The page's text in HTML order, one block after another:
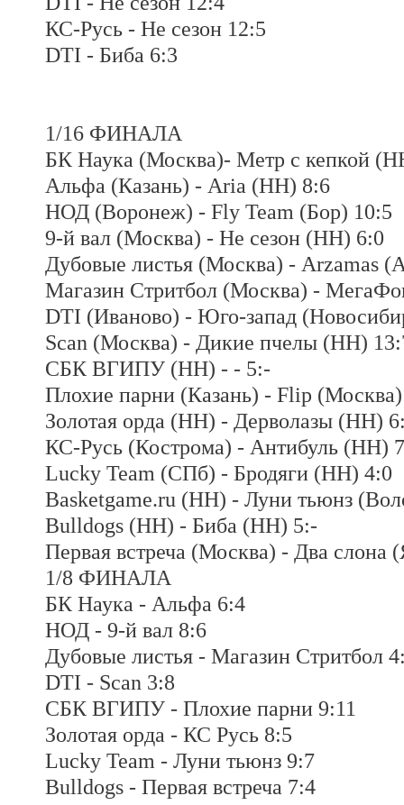
КС-Русь - Не сезон 12:5
DTI - Биба 6:3
1/16 ФИНАЛА
БК Наука (Москва)- Метр с кепкой
Альфа (Казань) - Aria (НН) 8:6
НОД (Воронеж) - Fly Team (Бор) 10:5
9-й вал (Москва) - Не сезон (НН) 6:0
Дубовые листья (Москва) - Arzamas
Магазин Стритбол (Москва) -
DTI (Иваново) - Юго-запад
Scan (Москва) - Дикие пчелы (НН)
СБК ВГИПУ (НН) - - 5:-
Плохие парни (Казань) - Flip
Золотая орда (НН) - Дерволазы (НН)
КС-Русь (Кострома) - Антибуль (НН)
Lucky Team (СПб) - Бродяги (НН) 4:0
Basketgame.ru (НН) - Луни тьюнз
Bulldogs (НН) - Биба (НН) 5:-
Первая встреча (Москва) - Два слона
1/8 ФИНАЛА
БК Наука - Альфа 6:4
НОД - 9-й вал 8:6
Дубовые листья - Магазин Стритбол
DTI - Scan 3:8
СБК ВГИПУ - Плохие парни 9:11
Золотая орда - КС Русь 8:5
Lucky Team - Луни тьюнз 9:7
Bulldogs - Первая встреча 7:4